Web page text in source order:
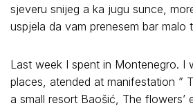
sjeveru snijeg a ka jugu sunce,
uspjela da vam prenesem bar malo
Last week I spent in Montenegro. I
places, atended at manifestation ”
a small resort Baošić, The flowers’